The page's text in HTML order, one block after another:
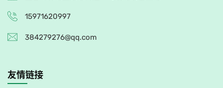
15971620997
384279276@qq.com
友情链接